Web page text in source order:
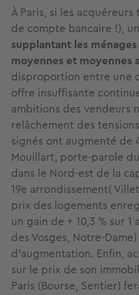
À Paris, si les
de compte bancaire !),
supplantant les
moyennes et moyennes
disproportion entre une
offre insuffisante
ambitions des vendeurs
relâchement des
signés ont augmenté de
Mouillart, porte-parole
dans le Nord-est de la
19e arrondissement(
prix des logements
un gain de + 10,3 % sur
des Vosges, Notre-
d’augmentation. Enfin,
sur le prix de son
Paris (Bourse, Sentier)